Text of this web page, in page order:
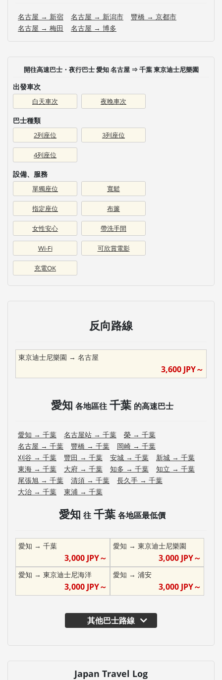
名古屋 → 新宿 名古屋 → 新潟市
豐橋 → 京都市
名古屋 → 梅田
名古屋 → 博多
開往高速巴士・夜行巴士 愛知 名古屋 ⇒ 千葉 東京迪士尼樂園
出發車次
白天車次 夜晚車次
巴士種類
2列座位 3列座位
4列座位
設備、服務
單獨座位 寬鬆
指定座位 布簾
女性安心 帶洗手間
Wi-Fi 可欣賞電影
充電OK
反向路線
東京迪士尼樂園 → 名古屋
3,600 JPY～
愛知 各地區往 千葉 的高速巴士
愛知 → 千葉 名古屋站 → 千葉 榮 → 千葉
名古屋 → 千葉 豐橋 → 千葉 岡崎 → 千葉
刈谷 → 千葉 豐田 → 千葉 安城 → 千葉 新城 → 千葉
東海 → 千葉 大府 → 千葉 知多 → 千葉 知立 → 千葉
尾張旭 → 千葉 清須 → 千葉 長久手 → 千葉
大治 → 千葉 東浦 → 千葉
愛知 往 千葉 各地區最低價
愛知 → 千葉
3,000JPY～
愛知 → 東京迪士尼樂園
3,000 JPY～
愛知 → 東京迪士尼海洋
3,000JPY～
愛知 → 浦安
3,000 JPY～
其他巴士路線
Japan Travel Log